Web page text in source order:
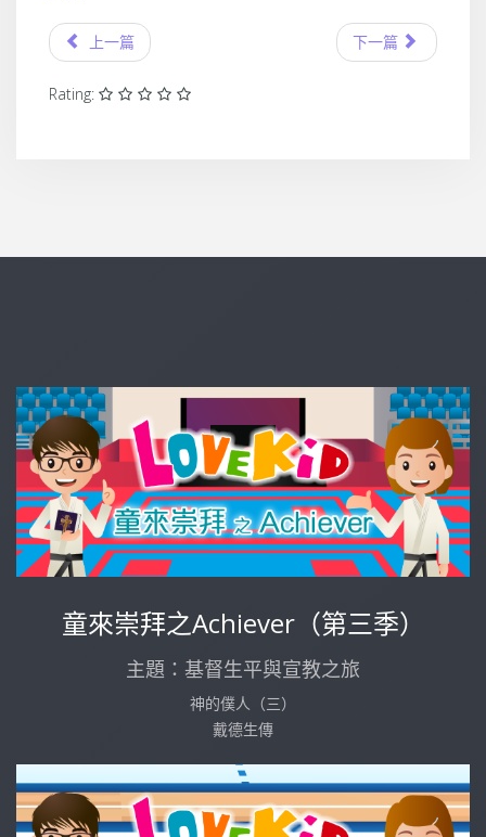
上一篇 下一篇
Rating:
童來崇拜之Achiever（第三季）
主題：基督生平與宣教之旅
神的僕人（三）
戴德生傳